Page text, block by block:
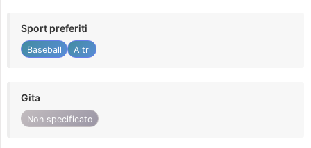
Sport preferiti
Baseball Altri
Gita
Non specificato